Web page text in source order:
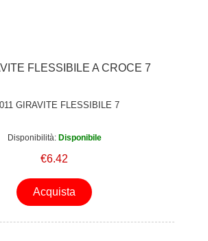
FLESSIBILE A CROCE 7
GIRAVITE FLESSIBILE 7
Disponibilità: Disponibile
€6.42
Acquista